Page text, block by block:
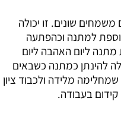
שונים. זו יכולה
למתנה וכהפתעה
מתנה ליום האהבה ליום
להינתן כמתנה כשבאים
מלידה ולכבוד ציון
קידום בעבודה.